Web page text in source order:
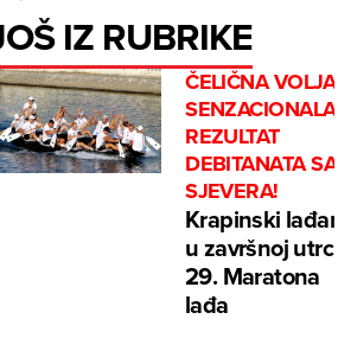
IZ RUBRIKE
ČELIČNA VOLJA I
SENZACIONALAN
REZULTAT
DEBITANATA SA
SJEVERA!
Krapinski lađari
u završnoj utrci
29. Maratona
lađa